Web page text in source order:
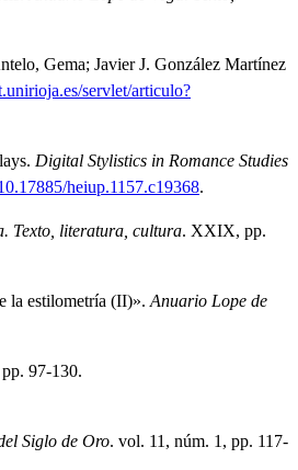
Gema; Javier J. González Martínez
servlet/articulo?
. Digital Stylistics in Romance Studies
heiup.1157.c19368.
Texto, literatura, cultura. XXIX, pp.
la estilometría (II)». Anuario Lope de
97-130.
Siglo de Oro. vol. 11, núm. 1, pp. 117-